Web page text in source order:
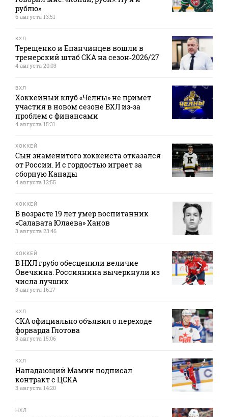
рублю»
6 августа 13:51
КХЛ
Терещенко и Епанчинцев вошли в
тренерский штаб СКА на сезон‑2026/27
4 августа 20:03
ВХЛ
Хоккейный клуб «Челны» не примет
участия в новом сезоне ВХЛ из‑за
проблем с финансами
4 августа 15:31
ХОККЕЙ
Сын знаменитого хоккеиста отказался
от России. И с гордостью играет за
сборную Канады
4 августа 12:55
ХОККЕЙ
В возрасте 19 лет умер воспитанник
«Салавата Юлаева» Ханов
3 августа 23:46
ХОККЕЙ
В НХЛ грубо обесценили величие
Овечкина. Россиянина вычеркнули из
числа лучших
3 августа 16:17
КХЛ
СКА официально объявил о переходе
форварда Глотова
3 августа 15:06
КХЛ
Нападающий Мамин подписал
контракт с ЦСКА
3 августа 14:20
НХЛ